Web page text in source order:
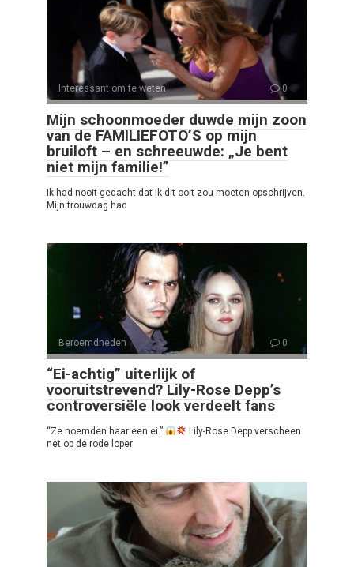
Interessant om te weten 0
Mijn schoonmoeder duwde mijn zoon
van de FAMILIEFOTO’S op mijn
bruiloft – en schreeuwde: „Je bent
niet mijn familie!”
Ik had nooit gedacht dat ik dit ooit zou moeten opschrijven.
Mijn trouwdag had
Beroemdheden 0
“Ei-achtig” uiterlijk of
vooruitstrevend? Lily-Rose Depp’s
controversiële look verdeelt fans
“Ze noemden haar een ei.”
Lily-Rose Depp verscheen
net op de rode loper